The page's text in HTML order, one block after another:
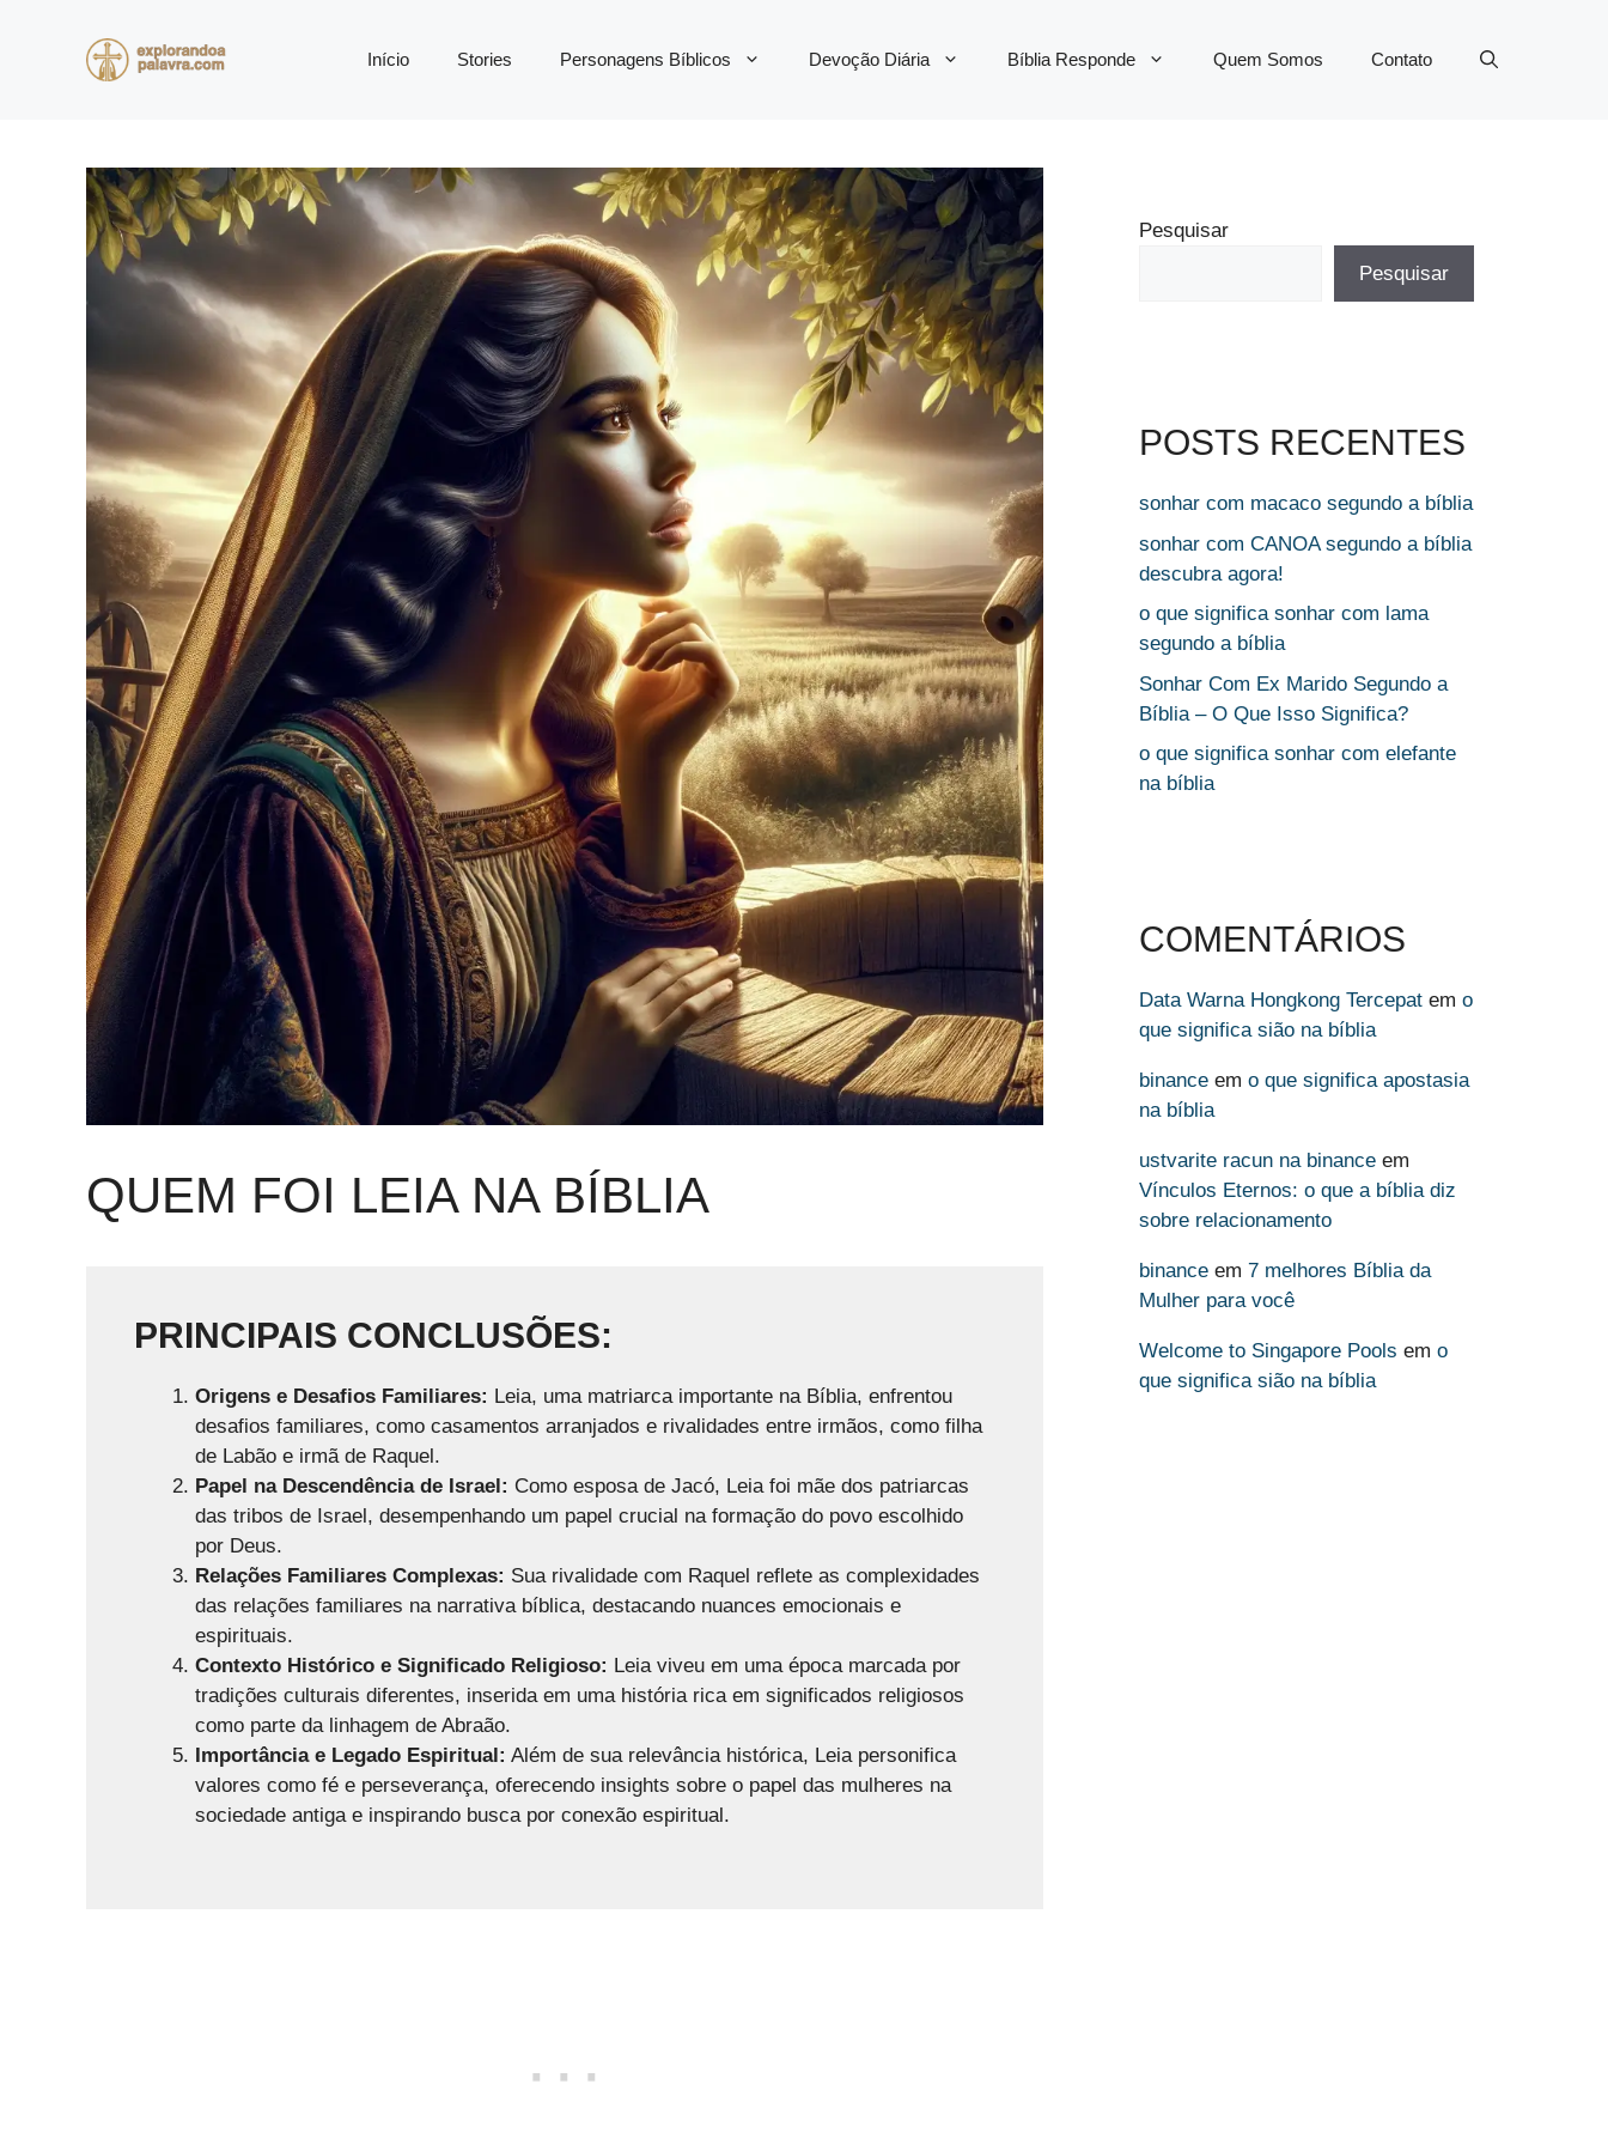
Início Stories Personagens Bíblicos Devoção Diária Bíblia Responde Quem Somos Contato
QUEM FOI LEIA NA BÍBLIA
PRINCIPAIS CONCLUSÕES:
Origens e Desafios Familiares: Leia, uma matriarca importante na Bíblia, enfrentou
desafios familiares, como casamentos arranjados e rivalidades entre irmãos, como filha
de Labão e irmã de Raquel.
Papel na Descendência de Israel: Como esposa de Jacó, Leia foi mãe dos patriarcas
das tribos de Israel, desempenhando um papel crucial na formação do povo escolhido
por Deus.
Relações Familiares Complexas: Sua rivalidade com Raquel reflete as complexidades
das relações familiares na narrativa bíblica, destacando nuances emocionais e
espirituais.
Contexto Histórico e Significado Religioso: Leia viveu em uma época marcada por
tradições culturais diferentes, inserida em uma história rica em significados religiosos
como parte da linhagem de Abraão.
Importância e Legado Espiritual: Além de sua relevância histórica, Leia personifica
valores como fé e perseverança, oferecendo insights sobre o papel das mulheres na
sociedade antiga e inspirando busca por conexão espiritual.
Pesquisar
Pesquisar
POSTS RECENTES
sonhar com macaco segundo a bíblia
sonhar com CANOA segundo a bíblia
descubra agora!
o que significa sonhar com lama
segundo a bíblia
Sonhar Com Ex Marido Segundo a
Bíblia – O Que Isso Significa?
o que significa sonhar com elefante
na bíblia
COMENTÁRIOS
Data Warna Hongkong Tercepat em o
que significa sião na bíblia
binance em o que significa apostasia
na bíblia
ustvarite racun na binance em
Vínculos Eternos: o que a bíblia diz
sobre relacionamento
binance em 7 melhores Bíblia da
Mulher para você
Welcome to Singapore Pools em o
que significa sião na bíblia